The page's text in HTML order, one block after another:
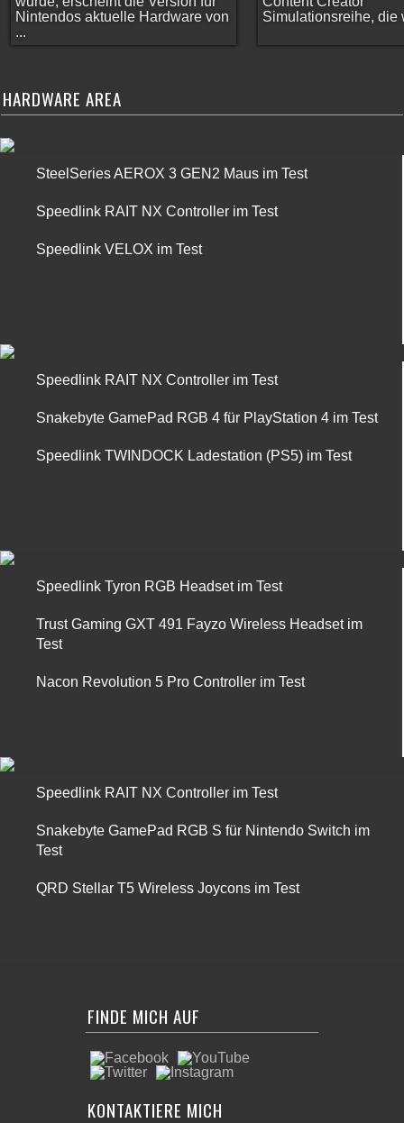
Nintendos aktuelle Hardware von
...
Simulationsreihe, die
HARDWARE AREA
SteelSeries AEROX 3 GEN2 Maus im Test
Speedlink RAIT NX Controller im Test
Speedlink VELOX im Test
Speedlink RAIT NX Controller im Test
Snakebyte GamePad RGB 4 für PlayStation 4 im Test
Speedlink TWINDOCK Ladestation (PS5) im Test
Speedlink Tyron RGB Headset im Test
Trust Gaming GXT 491 Fayzo Wireless Headset im
Test
Nacon Revolution 5 Pro Controller im Test
Speedlink RAIT NX Controller im Test
Snakebyte GamePad RGB S für Nintendo Switch im
Test
QRD Stellar T5 Wireless Joycons im Test
FINDE MICH AUF
KONTAKTIERE MICH